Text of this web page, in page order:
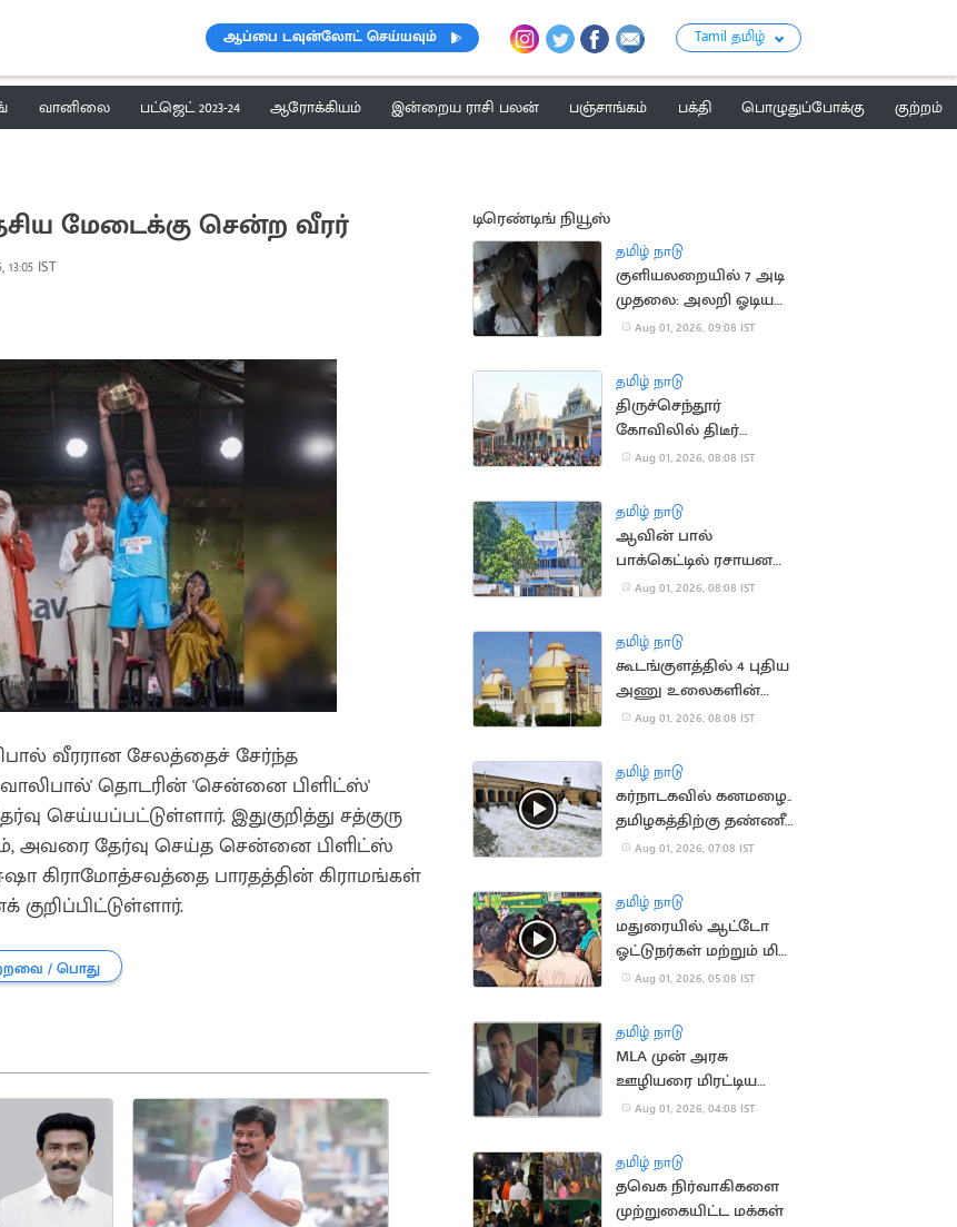
ஆப்பை டவுன்லோட் செய்யவும் Tamil தமிழ்
வானிலை பட்ஜெட் 2023-24 ஆரோக்கியம் இன்றைய ராசி பலன் பஞ்சாங்கம் பக்தி பொழுதுப்போக்கு
குற்றம்
மேடைக்கு சென்ற வீரர்
13:05 IST
வீரரான சேலத்தைச் சேர்ந்த
தொடரின் 'சென்னை பிளிட்ஸ்'
செய்யப்பட்டுள்ளார். இதுகுறித்து சத்குரு
அவரை தேர்வு செய்த சென்னை பிளிட்ஸ்
கிராமோத்சவத்தை பாரதத்தின் கிராமங்கள்
குறிப்பிட்டுள்ளார்.
/ பொது
டிரெண்டிங் நியூஸ்
தமிழ் நாடு
குளியலறையில் 7 அடி
முதலை: அலறி ஓடிய
குடும்பத்தினர்
Aug 01, 2026, 09:08 IST
தமிழ் நாடு
திருச்செந்தூர்
கோவிலில் திடீர்
நேரக்கட்டுப்பாடு..
Aug 01, 2026, 08:08 IST
தமிழ் நாடு
ஆவின் பால்
பாக்கெட்டில் ரசாயன
நெடி.. பொதுமக்கள்
Aug 01, 2026, 08:08 IST
தமிழ் நாடு
கூடங்குளத்தில் 4 புதிய
அணு உலைகளின்
திட்டச் செலவு 55
Aug 01, 2026, 08:08 IST
தமிழ் நாடு
கர்நாடகவில் கனமழை..
தமிழகத்திற்கு தண்ணீர்
திறக்க வாய்ப்பு
Aug 01, 2026, 07:08 IST
தமிழ் நாடு
மதுரையில் ஆட்டோ
ஓட்டுநர்கள் மற்றும் மினி
பஸ் ஓட்டுநர்கள் மோதல்
Aug 01, 2026, 05:08 IST
தமிழ் நாடு
MLA முன் அரசு
ஊழியரை மிரட்டிய
தவெகவினர்
Aug 01, 2026, 04:08 IST
தமிழ் நாடு
தவெக நிர்வாகிகளை
முற்றுகையிட்ட மக்கள்